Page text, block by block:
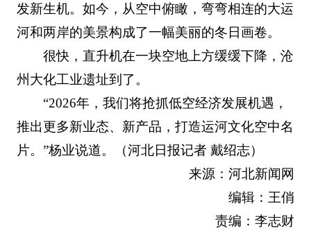
发新生机。如今，从空中俯瞰，弯弯相连的大运
河和两岸的美景构成了一幅美丽的冬日画卷。
很快，直升机在一块空地上方缓缓下降，沧
州大化工业遗址到了。
“2026年，我们将抢抓低空经济发展机遇，
推出更多新业态、新产品，打造运河文化空中名
片。”杨业说道。（河北日报记者 戴绍志）
来源：河北新闻网
编辑：王俏
责编：李志财